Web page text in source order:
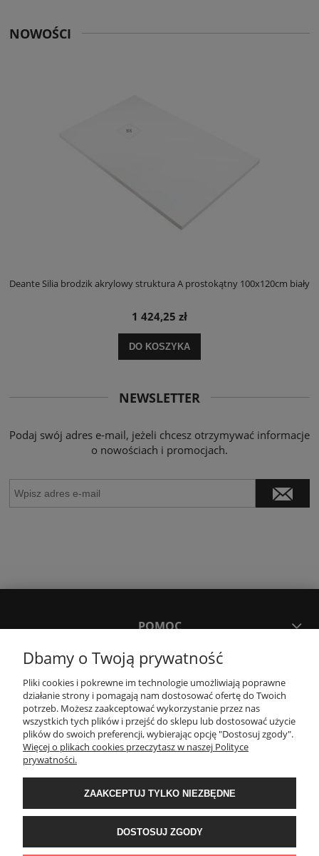
NOWOŚCI
Deante Silia brodzik akrylowy struktura A prostokątny 100x120cm biały
1 424,25 zł
DO KOSZYKA
NEWSLETTER
Podaj swój adres e-mail, jeżeli chcesz otrzymywać informacje
o nowościach i promocjach.
POMOC
MOJE KONTO
PŁATNOŚCI I DOSTAWA
KONTAKT
Wyposażenie łazienek Łazienki.eco | Pawła 23, 41-708 Ruda Śląska | E-mail:
sklep@lazienki.eco | Tel.: 600 012 164 lub 600 012 159 | TGS Przemysław
Stoń | NIP: 6312213594 | REGON: 276403698
Dbamy o Twoją prywatność
Pliki cookies i pokrewne im technologie umożliwiają poprawne
działanie strony i pomagają nam dostosować ofertę do Twoich
potrzeb. Możesz zaakceptować wykorzystanie przez nas
wszystkich tych plików i przejść do sklepu lub dostosować użycie
plików do swoich preferencji, wybierając opcję "Dostosuj zgody".
Więcej o plikach cookies przeczytasz w naszej Polityce
prywatności.
ZAAKCEPTUJ TYLKO NIEZBĘDNE
DOSTOSUJ ZGODY